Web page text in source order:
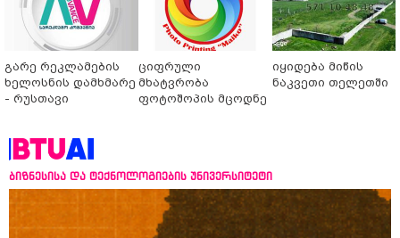
გარე რეკლამების
ხელოსნის დამხმარე
- რუსთავი
ციფრული
მხატვრობა
ფოტოშოპის მცოდნე
იყიდება მიწის
ნაკვეთი თელეთში
ბიზნესისა და ტექნოლოგიების უნივერსიტეტი